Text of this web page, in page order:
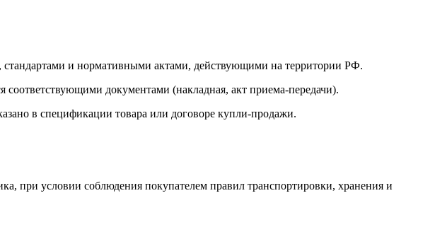
стандартами и нормативными актами, действующими на территории РФ.
соответствующими документами (накладная, акт приема-передачи).
в спецификации товара или договоре купли-продажи.
при условии соблюдения покупателем правил транспортировки, хранения и